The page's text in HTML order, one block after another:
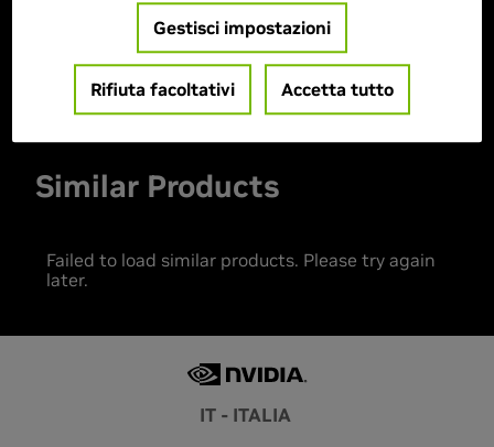
4711377195829
Prodotto esaurito
Similar Products
Failed to load similar products. Please try again
later.
IT - ITALIA
Gestisci impostazioni
Rifiuta facoltativi Accetta tutto